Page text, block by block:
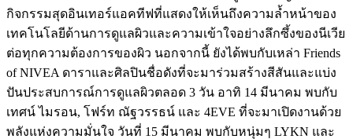
กิจกรรมสุดอินเทอร์แอคทีฟที่แสดงให้เห็นถึงความล้ำหน้าของ
เทคโนโลยีด้านการดูแลผิวและความเข้าใจอย่างลึกซึ้งของนีเวีย
ต่อทุกความต้องการของผิว นอกจากนี้ ยังได้พบกับเหล่า Friends
of NIVEA ดาราและศิลปินชื่อดังที่จะมาร่วมสร้างสีสันและแบ่ง
ปันประสบการณ์การดูแลผิวตลอด 3 วัน อาทิ 14 มีนาคม พบกับ
เทศน์ ไมรอน, โฟร์ท ณัฐวรรธน์ และ 4EVE ที่จะมาเปิดงานด้วย
พลังแห่งความมั่นใจ วันที่ 15 มีนาคม พบกับหนุ่มๆ LYKN และ